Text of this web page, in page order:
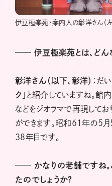
伊豆極楽苑・案内人の彰洋さん（左
—— 伊豆極楽苑とは、どん
彰洋さん（以下、彰洋） ：だい
ク 」と紹介していますね。
などをジオラマで再現してお
ができます。昭和61年の5
38年目です。
—— かなりの老舗ですね
たのでしょうか？